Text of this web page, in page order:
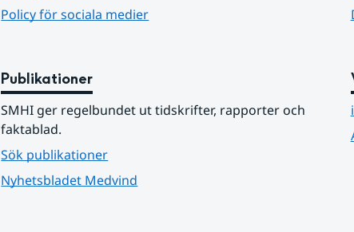
Policy för sociala medier
Publikationer
SMHI ger regelbundet ut tidskrifter, rapporter och
faktablad.
Sök publikationer
Nyhetsbladet Medvind